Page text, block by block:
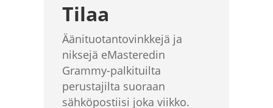
Tilaa
Äänituotantovinkkejä ja
niksejä eMasteredin
Grammy-palkituilta
perustajilta suoraan
sähköpostiisi joka viikko.